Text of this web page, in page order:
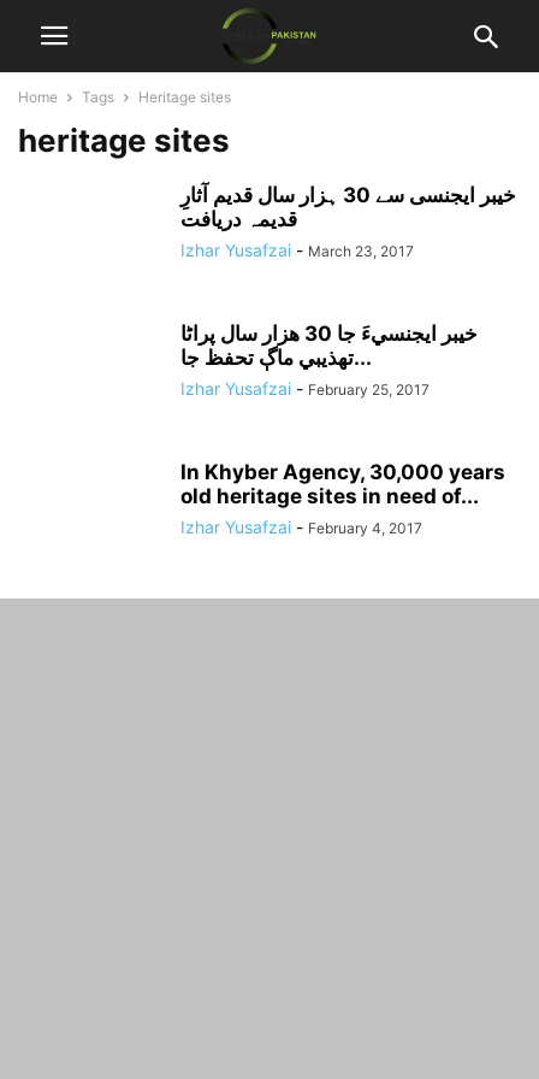
Home Tags Heritage sites
heritage sites
خیبر ایجنسی سے 30 ہزار سال قدیم آثارِ
قدیمہ دریافت
Izhar Yusafzai - March 23, 2017
خيبر ايجنسيءَ جا 30 هزار سال پراڻا
تهذيبي ماڳ تحفظ جا...
Izhar Yusafzai - February 25, 2017
In Khyber Agency, 30,000 years
old heritage sites in need of...
Izhar Yusafzai - February 4, 2017